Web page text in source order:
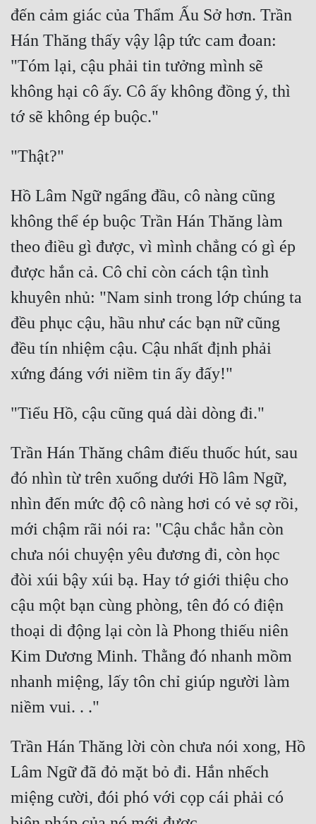
đến cảm giác của Thẩm Ấu Sở hơn. Trần
Hán Thăng thấy vậy lập tức cam đoan:
"Tóm lại, cậu phải tin tưởng mình sẽ
không hại cô ấy. Cô ấy không đồng ý, thì
Hồ Lâm Ngữ ngẩng đầu, cô nàng cũng
không thể ép buộc Trần Hán Thăng làm
theo điều gì được, vì mình chẳng có gì ép
được hắn cả. Cô chỉ còn cách tận tình
khuyên nhủ: "Nam sinh trong lớp chúng ta
đều phục cậu, hầu như các bạn nữ cũng
đều tín nhiệm cậu. Cậu nhất định phải
Trần Hán Thăng châm điếu thuốc hút, sau
đó nhìn từ trên xuống dưới Hồ lâm Ngữ,
nhìn đến mức độ cô nàng hơi có vẻ sợ rồi,
mới chậm rãi nói ra: "Cậu chắc hẳn còn
chưa nói chuyện yêu đương đi, còn học
đòi xúi bậy xúi bạ. Hay tớ giới thiệu cho
cậu một bạn cùng phòng, tên đó có điện
thoại di động lại còn là Phong thiếu niên
Kim Dương Minh. Thằng đó nhanh mồm
nhanh miệng, lấy tôn chỉ giúp người làm
Trần Hán Thăng lời còn chưa nói xong, Hồ
Lâm Ngữ đã đỏ mặt bỏ đi. Hắn nhếch
miệng cười, đói phó với cọp cái phải có